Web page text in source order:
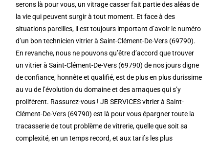
serons là pour vous, un vitrage casser fait partie des aléas de
la vie qui peuvent surgir à tout moment. Et face à des
situations pareilles, il est toujours important d’avoir le numéro
d’un bon technicien vitrier à Saint-Clément-De-Vers (69790).
En revanche, nous ne pouvons qu’être d’accord que trouver
un vitrier à Saint-Clément-De-Vers (69790) de nos jours digne
de confiance, honnête et qualifié, est de plus en plus durissime
au vu de l’évolution du domaine et des arnaques qui s’y
prolifèrent. Rassurez-vous ! JB SERVICES vitrier à Saint-
Clément-De-Vers (69790) est là pour vous épargner toute la
tracasserie de tout problème de vitrerie, quelle que soit sa
complexité, en un temps record, et aux tarifs les plus